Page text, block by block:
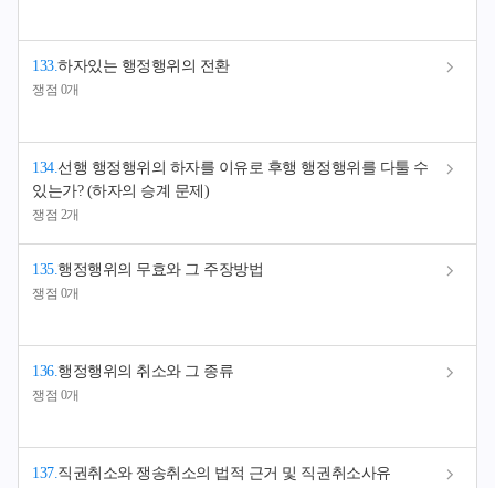
133.하자있는 행정행위의 전환
쟁점 0개
134.선행 행정행위의 하자를 이유로 후행 행정행위를 다툴 수
있는가? (하자의 승계 문제)
쟁점 2개
135.행정행위의 무효와 그 주장방법
쟁점 0개
136.행정행위의 취소와 그 종류
쟁점 0개
137.직권취소와 쟁송취소의 법적 근거 및 직권취소사유